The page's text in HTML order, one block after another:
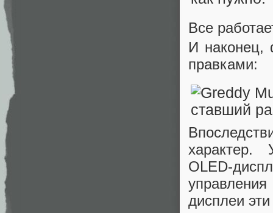
Все
И наконец,
правками:
характер.
дисплеи